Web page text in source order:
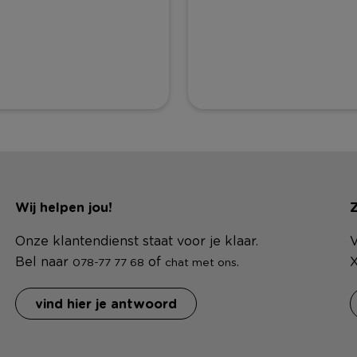
Wij helpen jou!
Onze klantendienst staat voor je klaar.
Bel naar 078-77 77 68 of chat met ons.
vind hier je antwoord